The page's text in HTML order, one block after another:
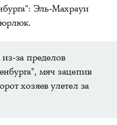
Эль-Махрауи
за пределов
мяч зацепив
хозяев улетел за